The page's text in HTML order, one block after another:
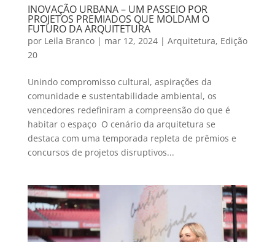
INOVAÇÃO URBANA – UM PASSEIO POR
PROJETOS PREMIADOS QUE MOLDAM O
FUTURO DA ARQUITETURA
por Leila Branco| mar 12, 2024| Arquitetura, Edição
20
Unindo compromisso cultural, aspirações da
comunidade e sustentabilidade ambiental, os
vencedores redefiniram a compreensão do que é
habitar o espaço O cenário da arquitetura se
destaca com uma temporada repleta de prêmios e
concursos de projetos disruptivos...